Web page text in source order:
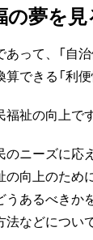
の夢を
って、「自
できる「利
祉の向上です
ニーズに
向上のため
あるべき
などについ